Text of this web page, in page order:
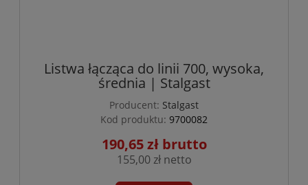
Listwa łącząca do linii 700, wysoka,
średnia | Stalgast
Producent: Stalgast
Kod produktu: 9700082
190,65 zł
155,00 zł